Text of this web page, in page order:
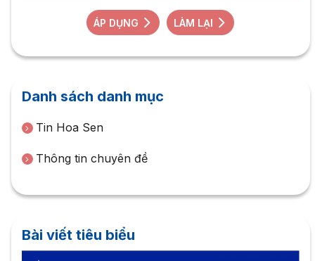
ÁP DỤNG LÀM LẠI
Danh sách danh mục
Tin Hoa Sen
Thông tin chuyên đề
Bài viết tiêu biểu